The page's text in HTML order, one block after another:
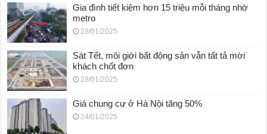
Gia đình tiết kiệm hơn 15 triệu mỗi tháng nhờ
metro
28/01/2025
Sát Tết, môi giới bất động sản vẫn tất tả mời
khách chốt đơn
28/01/2025
Giá chung cư ở Hà Nội tăng 50%
24/01/2025